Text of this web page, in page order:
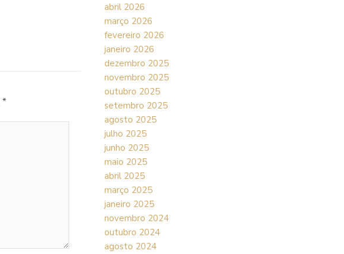
*
abril 2026
março 2026
fevereiro 2026
janeiro 2026
dezembro 2025
novembro 2025
outubro 2025
setembro 2025
agosto 2025
julho 2025
junho 2025
maio 2025
abril 2025
março 2025
janeiro 2025
novembro 2024
outubro 2024
agosto 2024